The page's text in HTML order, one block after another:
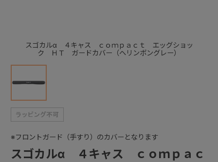
スゴカルα ４キャス ｃｏｍｐａｃｔ エッグショッ
ク ＨＴ ガードカバー（ヘリンボングレー）
スゴカルα ４キャス ｃｏｍｐａｃ
※フロントガード（手すり）のカバーとなります